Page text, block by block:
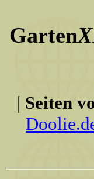
Garten
| Seiten